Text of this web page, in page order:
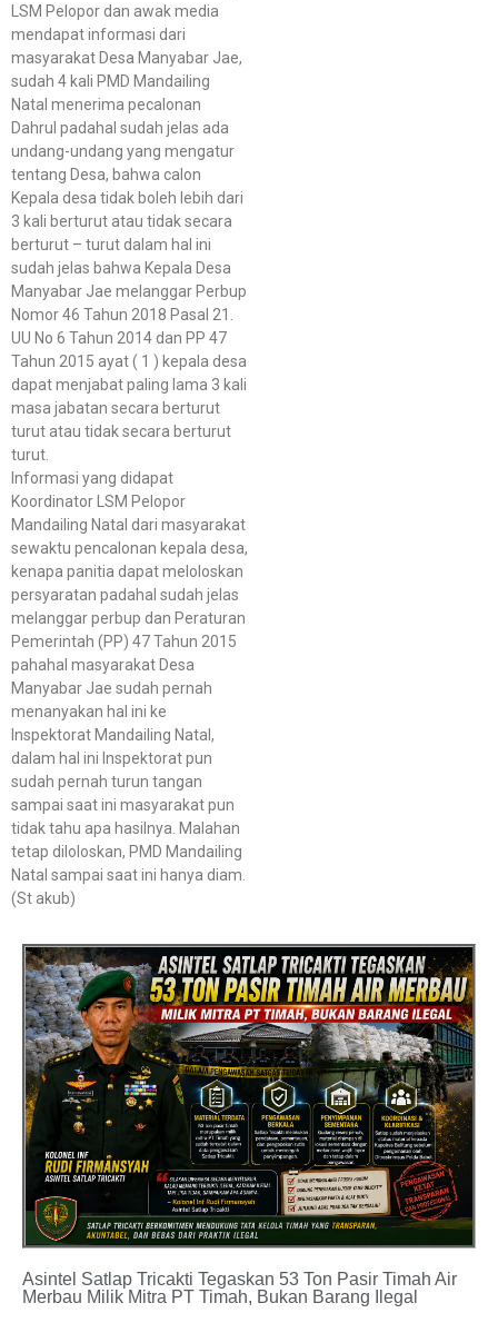
LSM Pelopor dan awak media
mendapat informasi dari
masyarakat Desa Manyabar Jae,
sudah 4 kali PMD Mandailing
Natal menerima pecalonan
Dahrul padahal sudah jelas ada
undang-undang yang mengatur
tentang Desa, bahwa calon
Kepala desa tidak boleh lebih dari
3 kali berturut atau tidak secara
berturut – turut dalam hal ini
sudah jelas bahwa Kepala Desa
Manyabar Jae melanggar Perbup
Nomor 46 Tahun 2018 Pasal 21.
UU No 6 Tahun 2014 dan PP 47
Tahun 2015 ayat ( 1 ) kepala desa
dapat menjabat paling lama 3 kali
masa jabatan secara berturut
turut atau tidak secara berturut
turut.
Informasi yang didapat
Koordinator LSM Pelopor
Mandailing Natal dari masyarakat
sewaktu pencalonan kepala desa,
kenapa panitia dapat meloloskan
persyaratan padahal sudah jelas
melanggar perbup dan Peraturan
Pemerintah (PP) 47 Tahun 2015
pahahal masyarakat Desa
Manyabar Jae sudah pernah
menanyakan hal ini ke
Inspektorat Mandailing Natal,
dalam hal ini Inspektorat pun
sudah pernah turun tangan
sampai saat ini masyarakat pun
tidak tahu apa hasilnya. Malahan
tetap diloloskan, PMD Mandailing
Natal sampai saat ini hanya diam.
(St akub)
Asintel Satlap Tricakti Tegaskan 53 Ton Pasir Timah Air
Merbau Milik Mitra PT Timah, Bukan Barang Ilegal